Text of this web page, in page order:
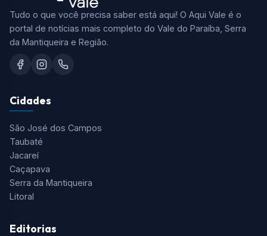
Tudo o que você precisa saber está aqui! O Aqui Vale é o
portal de notícias mais completo do Vale do Paraíba, Serra
da Mantiqueira e Região.
Cidades
São José dos Campos
Taubaté
Jacareí
Caçapava
Serra da Mantiqueira
Litoral
Editorias